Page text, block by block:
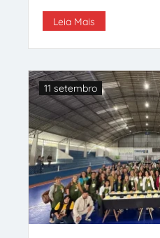
profunda consternação
durante o evento.
Leia Mais
11 setembro